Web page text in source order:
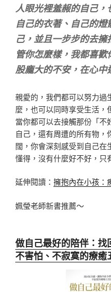
人眼光裡羞赧的自己
自己的衣著、自己的
己，並且一步步的去
管你怎麼樣，我都喜
股龐大的不安，在心中
親愛的，我們都可以努力過
麼，也可以同時享受生活，
當你都可以去接觸那份「不
自己，還有周遭的所有物
闊，你會深刻感受到自己
懂得，沒有什麼好不好，只
延伸閱讀： 擁抱內在小孩：
姵瑩老師新書推薦～
做自己最好的陪伴：
不害怕、不寂寞的療癒